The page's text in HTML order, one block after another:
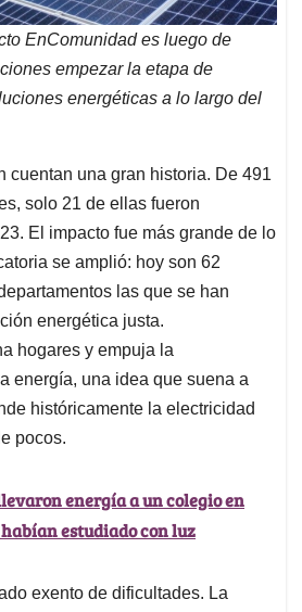
EnComunidad es luego de
empezar la etapa de
energéticas a lo largo del
cuentan una gran historia. De 491
solo 21 de ellas fueron
El impacto fue más grande de lo
se amplió: hoy son 62
las que se han
energética justa.
hogares y empuja la
energía, una idea que suena a
históricamente la electricidad
pocos.
energía a un colegio en
estudiado con luz
exento de dificultades. La